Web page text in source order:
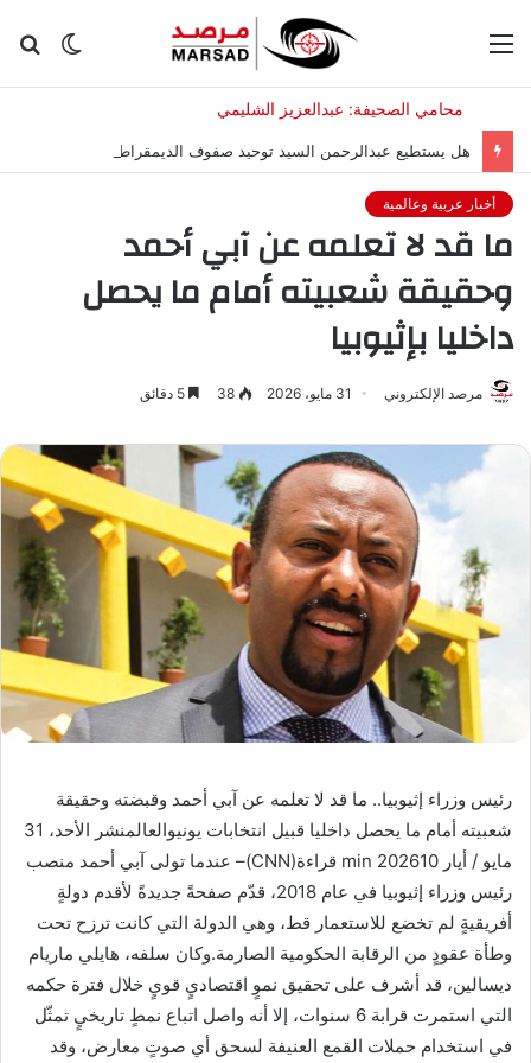
الوضع
أخبار عربية وعالمية
ما قد لا تعلمه عن آبي أحمد
وحقيقة شعبيته أمام ما يحصل
داخليا بإثيوبيا
مرصد الإلكتروني 31 مايو، 2026 38
رئيس وزراء إثيوبيا.. ما قد لا تعلمه عن آبي أحمد وقبضته وحقيقة
شعبيته أمام ما يحصل داخليا قبيل انتخابات يونيوالعالمنشر الأحد، 31
مايو / أيار 202610 min قراءة(CNN)– عندما تولى آبي أحمد منصب
رئيس وزراء إثيوبيا في عام 2018، قدّم صفحةً جديدةً لأقدم دولةٍ
أفريقيةٍ لم تخضع للاستعمار قط، وهي الدولة التي كانت ترزح تحت
وطأة عقودٍ من الرقابة الحكومية الصارمة.وكان سلفه، هايلي ماريام
ديسالين، قد أشرف على تحقيق نموٍ اقتصاديٍ قويٍ خلال فترة حكمه
التي استمرت قرابة 6 سنوات، إلا أنه واصل اتباع نمطٍ تاريخيٍ تمثّل
في استخدام حملات القمع العنيفة لسحق أي صوتٍ معارض، وقد